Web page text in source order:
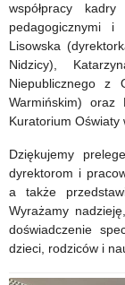
współpracy
pedagogicznymi i
Lisowska
Nidzicy),
Niepublicznego z
Warmińskim) oraz
Kuratorium Oświaty
Dziękujemy
dyrektorom i
a także
Wyrażamy
doświadczenie
dzieci, rodziców i